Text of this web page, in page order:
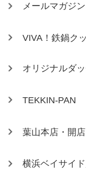
メールマガジ
VIVA！鉄鍋ク
オリジナルダ
TEKKIN-PAN
葉山本店・開
横浜ベイサイ